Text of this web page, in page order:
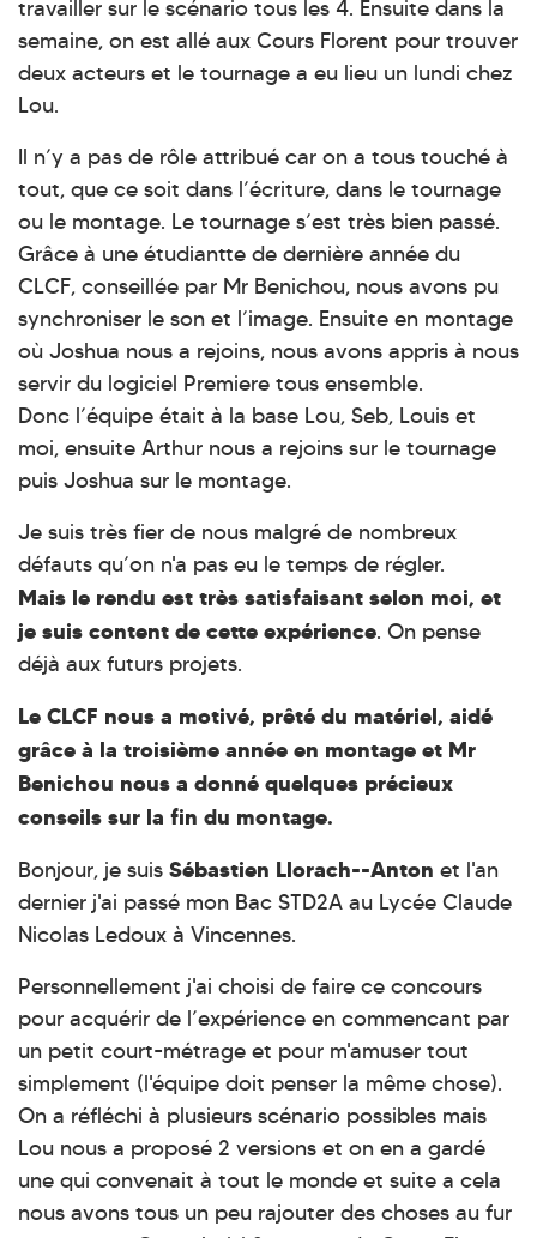
travailler sur le scénario tous les 4. Ensuite dans la
semaine, on est allé aux Cours Florent pour trouver
deux acteurs et le tournage a eu lieu un lundi chez
Lou.
Il n’y a pas de rôle attribué car on a tous touché à
tout, que ce soit dans l’écriture, dans le tournage
ou le montage. Le tournage s’est très bien passé.
Grâce à une étudiantte de dernière année du
CLCF, conseillée par Mr Benichou, nous avons pu
synchroniser le son et l’image. Ensuite en montage
où Joshua nous a rejoins, nous avons appris à nous
servir du logiciel Premiere tous ensemble.
Donc l’équipe était à la base Lou, Seb, Louis et
moi, ensuite Arthur nous a rejoins sur le tournage
puis Joshua sur le montage.
Je suis très fier de nous malgré de nombreux
défauts qu’on n'a pas eu le temps de régler.
Mais le rendu est très satisfaisant selon moi, et
je suis content de cette expérience. On pense
déjà aux futurs projets.
Le CLCF nous a motivé, prêté du matériel, aidé
grâce à la troisième année en montage et Mr
Benichou nous a donné quelques précieux
conseils sur la fin du montage.
Bonjour, je suis Sébastien Llorach--Anton et l'an
dernier j'ai passé mon Bac STD2A au Lycée Claude
Nicolas Ledoux à Vincennes.
Personnellement j'ai choisi de faire ce concours
pour acquérir de l’expérience en commencant par
un petit court-métrage et pour m'amuser tout
simplement (l'équipe doit penser la même chose).
On a réfléchi à plusieurs scénario possibles mais
Lou nous a proposé 2 versions et on en a gardé
une qui convenait à tout le monde et suite a cela
nous avons tous un peu rajouter des choses au fur